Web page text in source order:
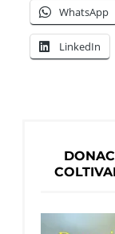
WhatsApp
LinkedIn